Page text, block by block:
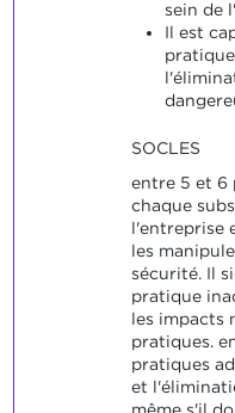
sein de
Il est
SOCLES
entre 5 et 6
chaque
l'entreprise
les
sécurité. Il
pratique
les impacts
pratiques.
pratiques
et